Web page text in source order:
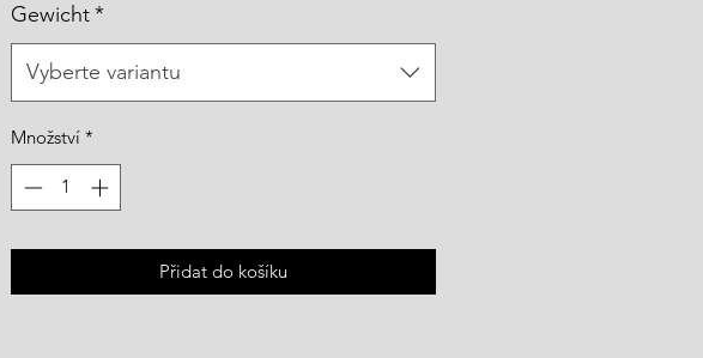
Gewicht*
Vyberte variantu
Množství *
Přidat do košíku